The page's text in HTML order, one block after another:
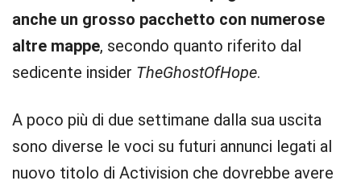
anche un grosso pacchetto con numerose
altre mappe, secondo quanto riferito dal
sedicente insider TheGhostOfHope.
A poco più di due settimane dalla sua uscita
sono diverse le voci su futuri annunci legati al
nuovo titolo di Activision che dovrebbe avere